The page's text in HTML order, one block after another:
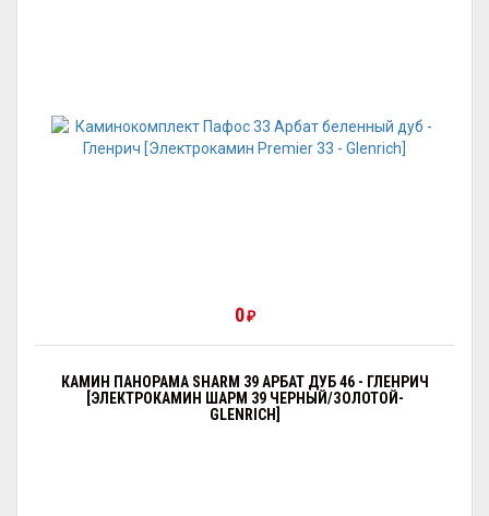
0₽
КАМИН ПАНОРАМА SHARM 39 АРБАТ ДУБ 46 - ГЛЕНРИЧ
[ЭЛЕКТРОКАМИН ШАРМ 39 ЧЕРНЫЙ/ЗОЛОТОЙ-
GLENRICH]